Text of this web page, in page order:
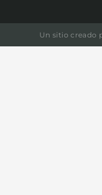
Un sitio creado